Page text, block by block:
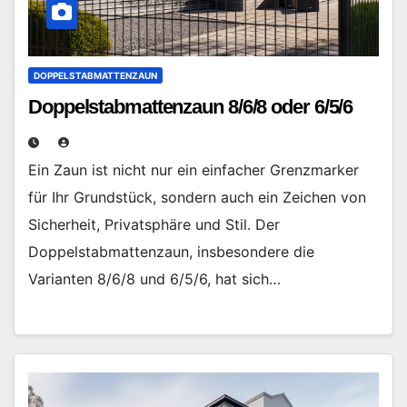
DOPPELSTABMATTENZAUN
Doppelstabmattenzaun 8/6/8 oder 6/5/6
Ein Zaun ist nicht nur ein einfacher Grenzmarker
für Ihr Grundstück, sondern auch ein Zeichen von
Sicherheit, Privatsphäre und Stil. Der
Doppelstabmattenzaun, insbesondere die
Varianten 8/6/8 und 6/5/6, hat sich…